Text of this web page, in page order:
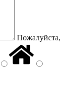
Пожалуйста,